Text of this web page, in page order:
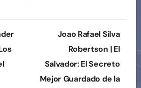
Joao Rafael Silva
Robertson | El
Salvador: El Secreto
Mejor Guardado de la